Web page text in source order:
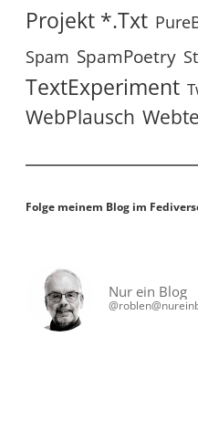
Projekt *.txt
Spam SpamPoetry
TextExperiment
WebPlausch
Folge meinem Blog im
Nur ein Blog